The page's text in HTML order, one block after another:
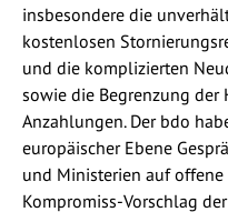
insbesondere die
kostenlosen
und die komplizierten
sowie die Begrenzung
Anzahlungen. Der bdo
europäischer Ebene
und Ministerien auf
Kompromiss-Vorschlag